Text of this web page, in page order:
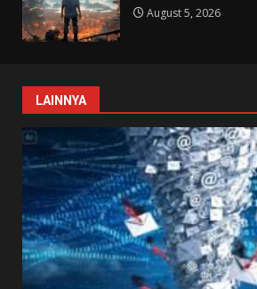
August 5, 2026
LAINNYA